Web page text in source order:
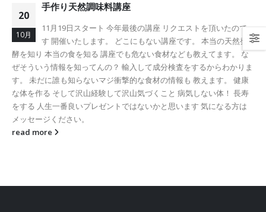
20
10月
手作り天然調味料講座
11月19日スタート 今年最後の講座 リクエストを頂いたので
す 開催いたします。 どこにもない講座です。 本当の天然発
酵を知り 本当の食を知る 講座でも危ない食材なども教えてます。 な
ぜそういう情報を知ってんの？ 輸入して成分検査をするからわかりま
す。 未だに誰も知らないマジ衝撃的な食材の情報も 教えます。 健康
な体を作る そして沢山経験して沢山気づくこと 病気しない体！ 長寿
をする 人生一番良いプレゼントではないかと思います 気になる方は
メッセージください。
read more